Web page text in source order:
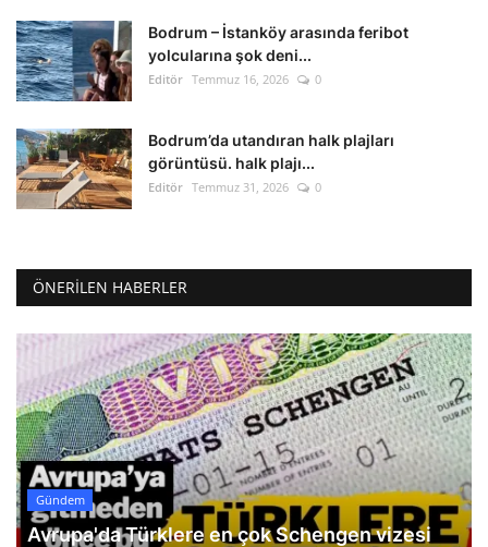
Bodrum – İstanköy arasında feribot
yolcularına şok deni...
Editör Temmuz 16, 2026 0
Bodrum’da utandıran halk plajları
görüntüsü. halk plajı...
Editör Temmuz 31, 2026 0
ÖNERILEN HABERLER
Gündem
Avrupa'da Türklere en çok Schengen vizesi